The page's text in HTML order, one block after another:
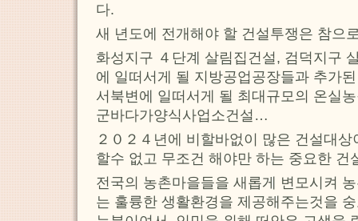
다.
새 년도에 전개해야 할 건설투쟁은 참으
화성지구 ４단계 살림집건설, 검덕지구
에 일떠서게 될 지방공업공장들과 추가
서북변에 일떠서게 될 최대규모의 온실
군바다가양식사업소건설…
２０２４년에 비할바없이 많은 건설대
할수 없고 무조건 해야만 하는 중요한 건
전국의 농촌마을들을 새롭게 변모시켜
는 훌륭한 생활환경을 제공해주는것을